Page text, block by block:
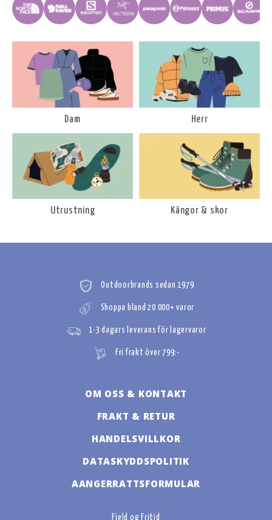
Dam Herr
Utrustning Kängor & skor
Outdoorbrands sedan 1979
Shoppa bland 20 000+ varor
1-3 dagars leverans för lagervaror
Fri frakt över 799:-
OM OSS & KONTAKT
FRAKT & RETUR
HANDELSVILLKOR
DATASKYDDSPOLITIK
AANGERRATTSFORMULAR
Fjeld og Fritid